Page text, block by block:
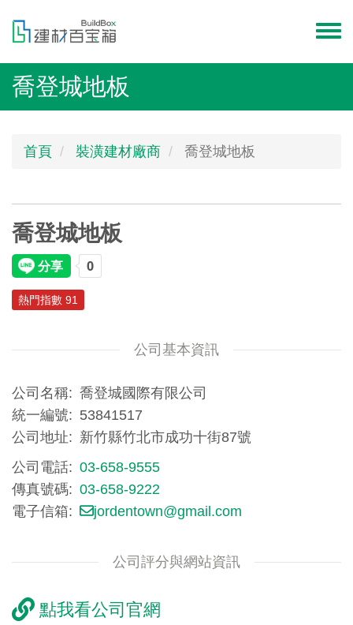
內
menu
喬登城地板
首頁 裝潢建材廠商 喬登城地板
喬登城地板
熱門指數 91
公司基本資訊
公司名稱
喬登城國際有限公司
統一編號
53841517
公司地址
新竹縣竹北市成功十街87號
公司電話
03-658-9555
傳真號碼
03-658-9222
電子信箱
jordentown@gmail.com
公司評分與網站資訊
點我看公司官網